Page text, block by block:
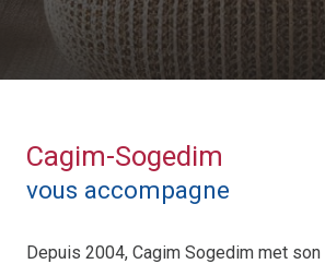
Cagim-Sogedim
vous accompagne
Depuis 2004, Cagim Sogedim met son